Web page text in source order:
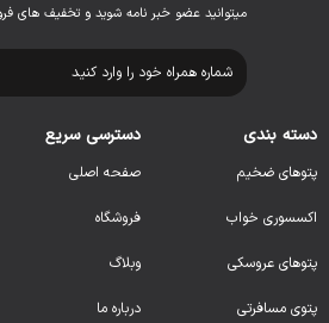
میتوانید عضو خبر نامه شوید و تخفیف های
دسته بندی
پتوهای ضخیم
اکسسوری خواب
پتوهای عروسکی
پتوی مسافرتی
دسترسی سریع
صفحه اصلی
فروشگاه
وبلاگ
درباره ما